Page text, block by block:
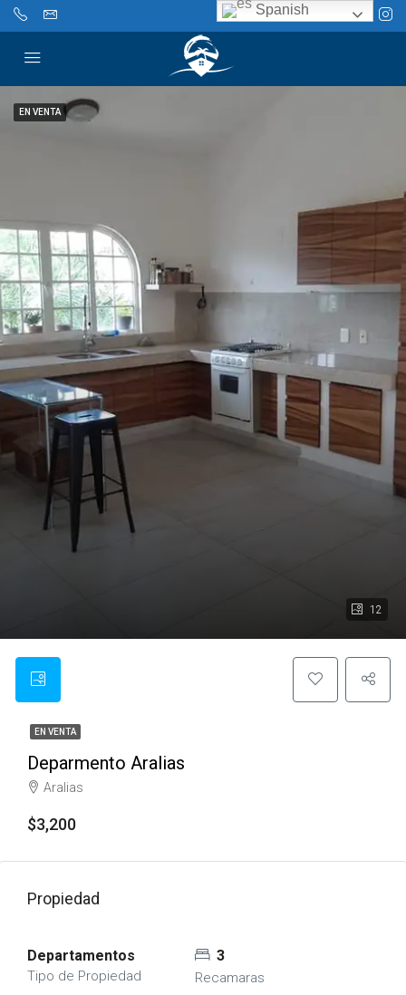
12
EN VENTA
EN VENTA
Deparmento Aralias
Aralias
$3,200
Propiedad
Departamentos
Tipo de Propiedad
3
Recamaras
Spanish